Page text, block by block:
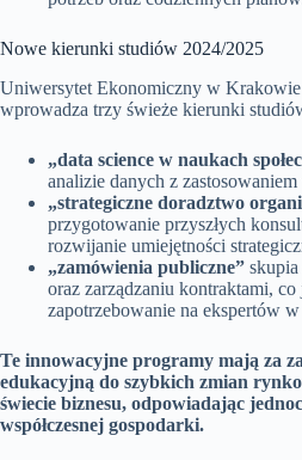
Nowe kierunki studiów 2024/2025
Uniwersytet Ekonomiczny w
wprowadza trzy świeże kierunki
„data science w naukach
analizie danych z
„strategiczne doradztwo
przygotowanie przyszłych
rozwijanie umiejętności
„zamówienia publiczne”
oraz zarządzaniu kontraktami,
zapotrzebowanie na ekspertów
Te innowacyjne programy mają za
edukacyjną do szybkich zmian
świecie biznesu, odpowiadając
współczesnej gospodarki.